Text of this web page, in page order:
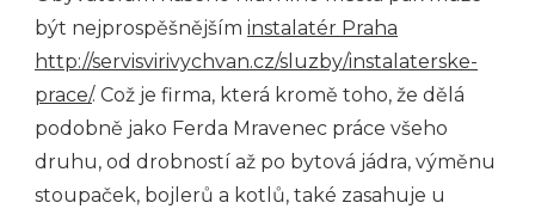
být nejprospěšnějším instalatér Praha
http://servisvirivychvan.cz/sluzby/instalaterske-
prace/. Což je firma, která kromě toho, že dělá
podobně jako Ferda Mravenec práce všeho
druhu, od drobností až po bytová jádra, výměnu
stoupaček, bojlerů a kotlů, také zasahuje u